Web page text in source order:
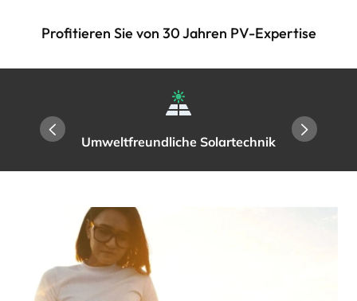
Profitieren Sie von 30 Jahren PV-Expertise
Umweltfreundliche Solartechnik